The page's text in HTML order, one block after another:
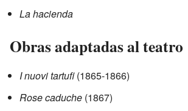
La hacienda
Obras adaptadas al teatro
I nuovi tartufi(1865-1866)
Rose caduche (1867)